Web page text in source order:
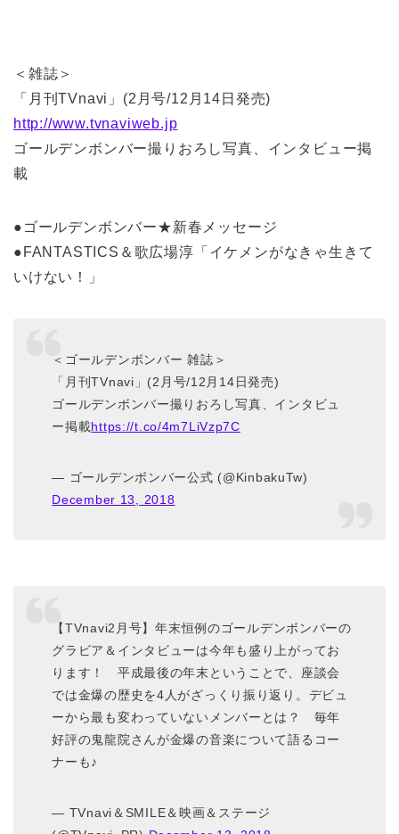
＜雑誌＞
「月刊TVnavi」(2月号/12月14日発売)
http://www.tvnaviweb.jp
ゴールデンボンバー撮りおろし写真、インタビュー掲
載
●ゴールデンボンバー★新春メッセージ
●FANTASTICS＆歌広場淳「イケメンがなきゃ生きて
いけない！」
＜ゴールデンボンバー 雑誌＞
「月刊TVnavi」(2月号/12月14日発売)
ゴールデンボンバー撮りおろし写真、インタビュ
ー掲載https://t.co/4m7LiVzp7C
— ゴールデンボンバー公式 (@KinbakuTw)
December 13, 2018
【TVnavi2月号】年末恒例のゴールデンボンバーの
グラビア＆インタビューは今年も盛り上がってお
ります！ 平成最後の年末ということで、座談会
では金爆の歴史を4人がざっくり振り返り。デビュ
ーから最も変わっていないメンバーとは？ 毎年
好評の鬼龍院さんが金爆の音楽について語るコー
ナーも♪
— TVnavi＆SMILE＆映画＆ステージ